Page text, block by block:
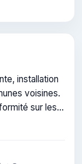
installation
voisines.
sur les